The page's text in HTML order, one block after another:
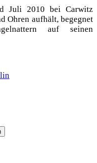
Juli 2010 bei Carwitz
Ohren aufhält, begegnet
auf seinen